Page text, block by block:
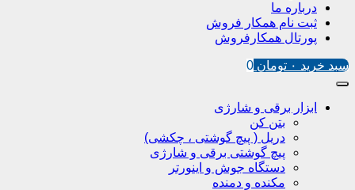
درباره ما
ثبت نام همکار فروش
پورتال همکارفروش
سبد خرید ۰ تومان 0
ابزار برقی و شارژی
بتن کن
دریل ( پیچ گوشتی ، چکشی)
پیچ گوشتی برقی و شارژی
دستگاه جوش و اینورتر
مکنده و دمنده